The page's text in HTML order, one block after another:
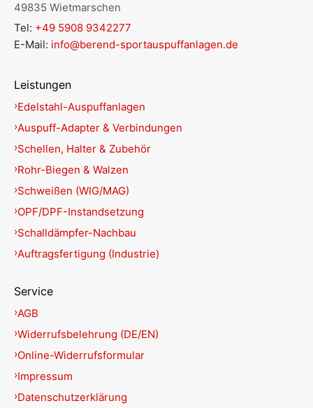
49835 Wietmarschen
Tel: +49 5908 9342277
E-Mail: info@berend-sportauspuffanlagen.de
Leistungen
Edelstahl-Auspuffanlagen
Auspuff-Adapter & Verbindungen
Schellen, Halter & Zubehör
Rohr-Biegen & Walzen
Schweißen (WIG/MAG)
OPF/DPF-Instandsetzung
Schalldämpfer-Nachbau
Auftragsfertigung (Industrie)
Service
AGB
Widerrufsbelehrung (DE/EN)
Online-Widerrufsformular
Impressum
Datenschutzerklärung